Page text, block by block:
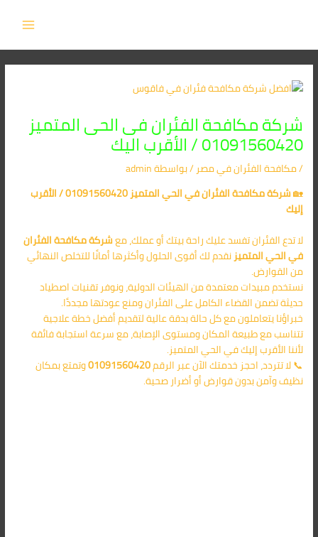
شركة مكافحة الفئران فى الحى المتميز
01091560420 / الأقرب اليك
/مكافحة الفئران​ في مصر/ بواسطةadmin
🏡
شركة مكافحة الفئران في الحي المتميز 01091560420 / الأقرب
إليك
لا تدع الفئران تفسد عليك راحة بيتك أو عملك، معشركة مكافحة الفئران
في الحي المتميزنقدم لك أقوى الحلول وأكثرها أمانًا للتخلص النهائي
من القوارض.
نستخدم مبيدات معتمدة من الهيئات الدولية، ونوفر تقنيات اصطياد
حديثة تضمن القضاء الكامل على الفئران ومنع عودتها مجددًا.
خبراؤنا يتعاملون مع كل حالة بدقة عالية لتقديم أفضل خطة علاجية
تتناسب مع طبيعة المكان ومستوى الإصابة، مع سرعة استجابة فائقة
لأننا الأقرب إليك في الحي المتميز.
📞 لا تتردد، احجز خدمتك الآن عبر الرقم01091560420وتمتع بمكان
نظيف وآمن بدون قوارض أو أضرار صحية.